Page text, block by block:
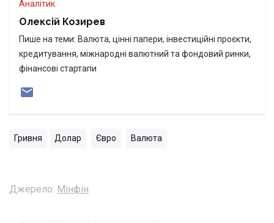
Аналітик
Олексій Козирев
Пише на теми: Валюта, цінні папери, інвестиційні проєкти,
кредитування, міжнародні валютний та фондовий ринки,
фінансові стартапи
Гривня Долар Євро Валюта
Джерело: Мінфін